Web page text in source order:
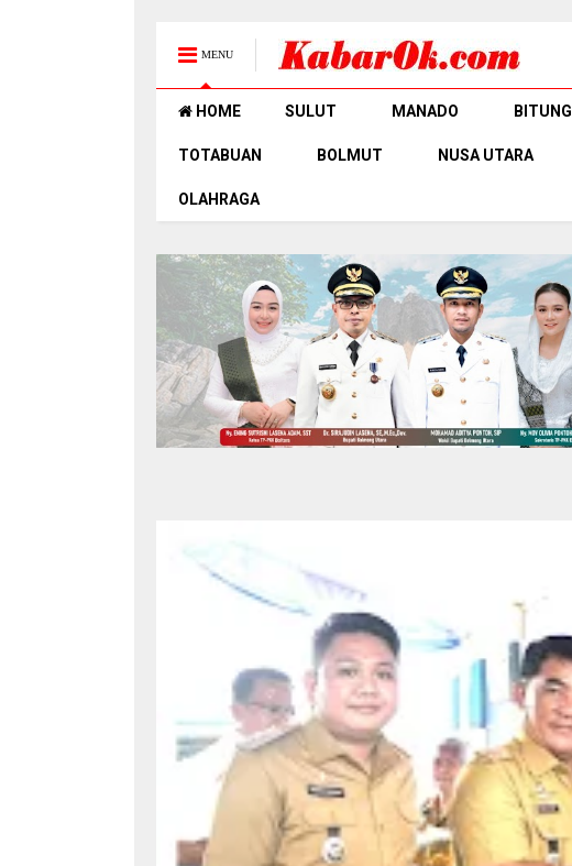
MENU
HOME SULUT MANADO BITUNG
TOTABUAN BOLMUT NUSA UTARA
OLAHRAGA